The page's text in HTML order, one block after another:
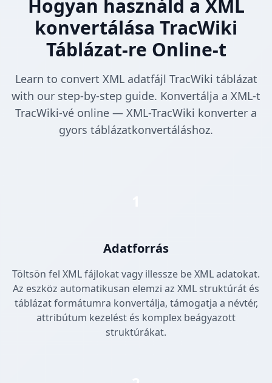
Hogyan használd a XML
konvertálása TracWiki
Táblázat-re Online-t
Learn to convert XML adatfájl TracWiki táblázat
with our step-by-step guide. Konvertálja a XML-t
TracWiki-vé online — XML-TracWiki konverter a
gyors táblázatkonvertáláshoz.
Adatforrás
Töltsön fel XML fájlokat vagy illessze be XML adatokat.
Az eszköz automatikusan elemzi az XML struktúrát és
táblázat formátumra konvertálja, támogatja a névtér,
attribútum kezelést és komplex beágyazott
struktúrákat.